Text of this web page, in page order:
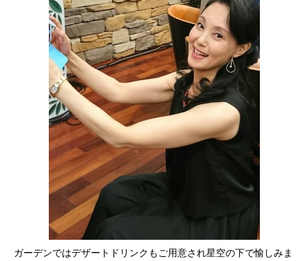
ガーデンではデザートドリンクもご用意され星空の下で愉しみま